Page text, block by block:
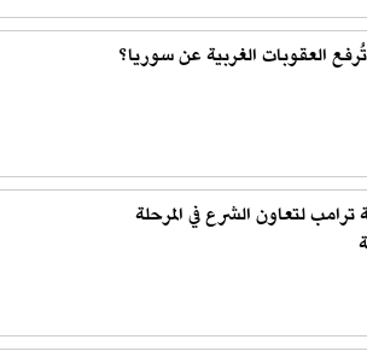
العقوبات الغربية عن سوريا؟
لتعاون الشرع في المرحلة